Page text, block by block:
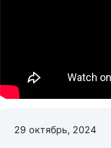
29 октябрь, 2024